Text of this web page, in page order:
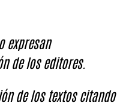
expresan
de los editores.
de los textos citando